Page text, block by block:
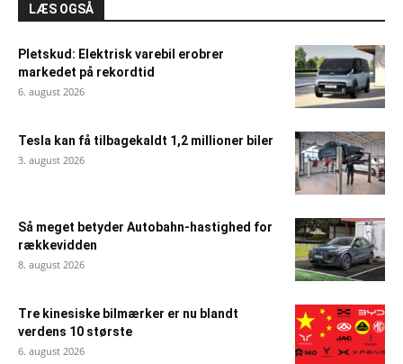
LÆS OGSÅ
Pletskud: Elektrisk varebil erobrer
markedet på rekordtid
6. august 2026
Tesla kan få tilbagekaldt 1,2 millioner biler
3. august 2026
Så meget betyder Autobahn-hastighed for
rækkevidden
8. august 2026
Tre kinesiske bilmærker er nu blandt
verdens 10 største
6. august 2026